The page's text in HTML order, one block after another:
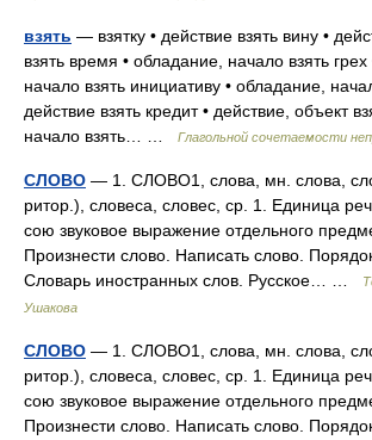
взять — взятку • действие взять вину •
взять время • обладание, начало взять грех
начало взять инициативу • обладание,
действие взять кредит • действие, объект
начало взять… …
Глагольной сочетаемости
СЛОВО — 1. СЛОВО1, слова, мн. слова,
ритор.), словеса, словес, ср. 1. Единица
сою звуковое выражение отдельного
Произнести слово. Написать слово.
Словарь иностранных слов. Русское… …
Ушакова
СЛОВО — 1. СЛОВО1, слова, мн. слова,
ритор.), словеса, словес, ср. 1. Единица
сою звуковое выражение отдельного
Произнести слово. Написать слово.